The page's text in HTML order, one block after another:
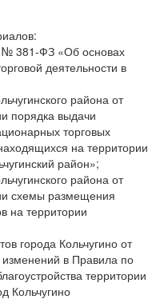
№ 381-ФЗ «Об основах
деятельности в
района от
порядка выдачи
торговых
на территории
район»;
района от
схемы размещения
на территории
города Кольчугино от
в Правила по
территории
Кольчугино